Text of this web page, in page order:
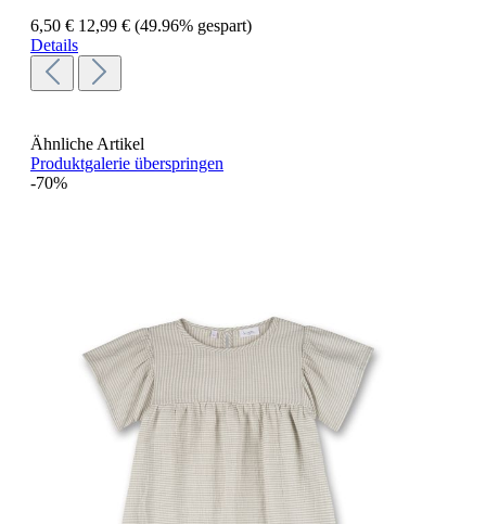
6,50 € 12,99 € (49.96% gespart)
Details
Ähnliche Artikel
Produktgalerie überspringen
-70%